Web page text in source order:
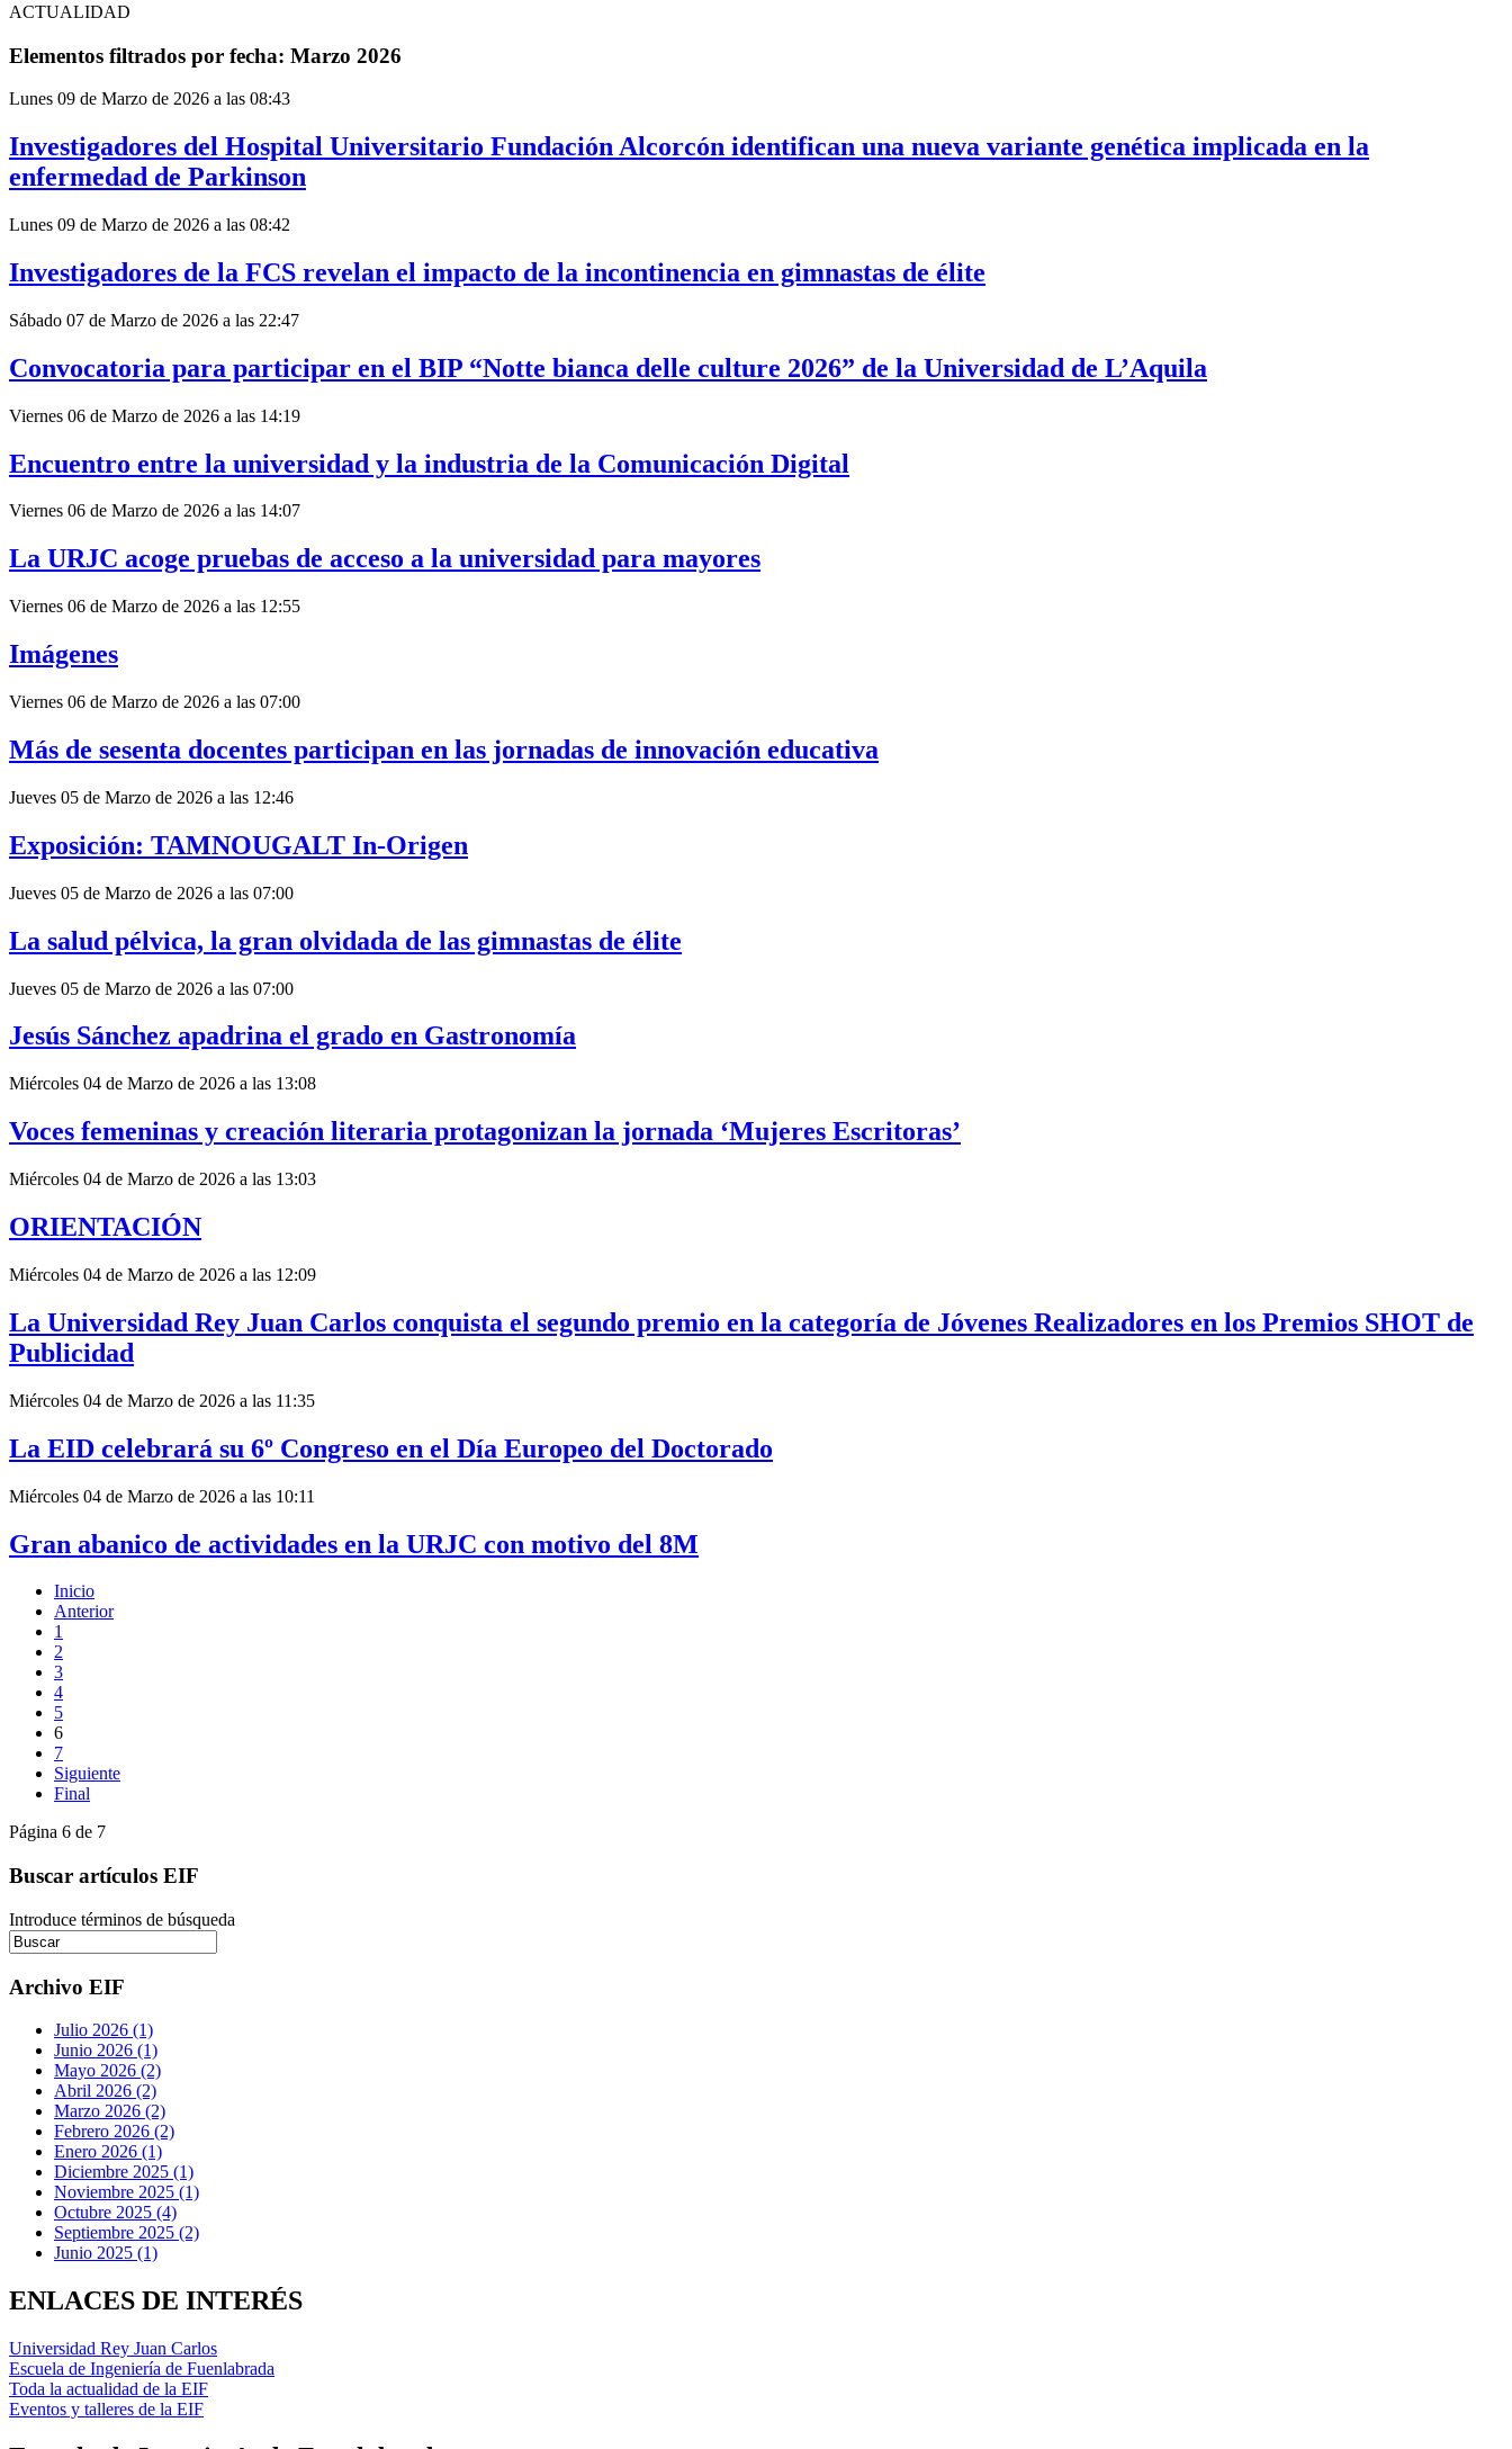
ACTUALIDAD
Elementos filtrados por fecha: Marzo 2026
Lunes 09 de Marzo de 2026 a las 08:43
Investigadores del Hospital Universitario Fundación Alcorcón identifican una nueva variante genética implicada en la
enfermedad de Parkinson
Lunes 09 de Marzo de 2026 a las 08:42
Investigadores de la FCS revelan el impacto de la incontinencia en gimnastas de élite
Sábado 07 de Marzo de 2026 a las 22:47
Convocatoria para participar en el BIP “Notte bianca delle culture 2026” de la Universidad de L’Aquila
Viernes 06 de Marzo de 2026 a las 14:19
Encuentro entre la universidad y la industria de la Comunicación Digital
Viernes 06 de Marzo de 2026 a las 14:07
La URJC acoge pruebas de acceso a la universidad para mayores
Viernes 06 de Marzo de 2026 a las 12:55
Imágenes
Viernes 06 de Marzo de 2026 a las 07:00
Más de sesenta docentes participan en las jornadas de innovación educativa
Jueves 05 de Marzo de 2026 a las 12:46
Exposición: TAMNOUGALT In-Origen
Jueves 05 de Marzo de 2026 a las 07:00
La salud pélvica, la gran olvidada de las gimnastas de élite
Jueves 05 de Marzo de 2026 a las 07:00
Jesús Sánchez apadrina el grado en Gastronomía
Miércoles 04 de Marzo de 2026 a las 13:08
Voces femeninas y creación literaria protagonizan la jornada ‘Mujeres Escritoras’
Miércoles 04 de Marzo de 2026 a las 13:03
ORIENTACIÓN
Miércoles 04 de Marzo de 2026 a las 12:09
La Universidad Rey Juan Carlos conquista el segundo premio en la categoría de Jóvenes Realizadores en los Premios SHOT de
Publicidad
Miércoles 04 de Marzo de 2026 a las 11:35
La EID celebrará su 6º Congreso en el Día Europeo del Doctorado
Miércoles 04 de Marzo de 2026 a las 10:11
Gran abanico de actividades en la URJC con motivo del 8M
Inicio
Anterior
1
2
3
4
5
6
7
Siguiente
Final
Página 6 de 7
Buscar artículos EIF
Introduce términos de búsqueda
Archivo EIF
Julio 2026 (1)
Junio 2026 (1)
Mayo 2026 (2)
Abril 2026 (2)
Marzo 2026 (2)
Febrero 2026 (2)
Enero 2026 (1)
Diciembre 2025 (1)
Noviembre 2025 (1)
Octubre 2025 (4)
Septiembre 2025 (2)
Junio 2025 (1)
ENLACES DE INTERÉS
Universidad Rey Juan Carlos
Escuela de Ingeniería de Fuenlabrada
Toda la actualidad de la EIF
Eventos y talleres de la EIF